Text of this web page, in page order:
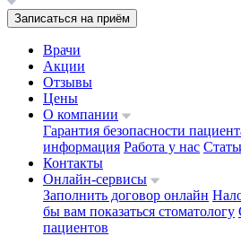
Записаться на приём
Врачи
Акции
Отзывы
Цены
О компании
Гарантия безопасности
информация Работа у нас
Контакты
Онлайн-сервисы
Заполнить договор онлайн
бы вам показаться стоматологу
пациентов